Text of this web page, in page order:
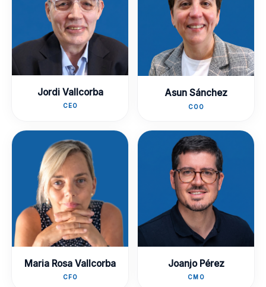
Jordi Vallcorba
CEO
Asun Sánchez
COO
Maria Rosa Vallcorba
CFO
Joanjo Pérez
CMO